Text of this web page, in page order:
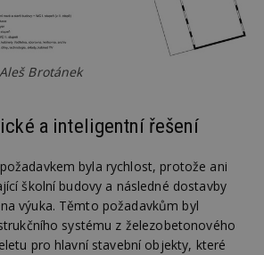
Brotánek
a inteligentní řešení
byla rychlost, protože ani
školní budovy a následné dostavby
výuka. Těmto požadavkům byl
systému z železobetonového
pro hlavní stavební objekty, které